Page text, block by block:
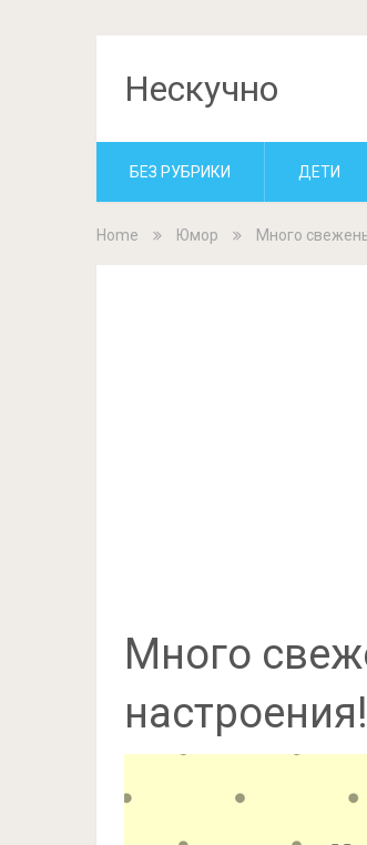
Нескучно
БЕЗ РУБРИКИ ДЕТИ
Home Юмор Много
Много
настроения!